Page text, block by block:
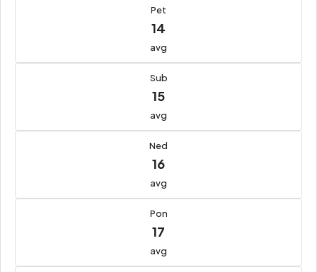
Pet
14
avg
Sub
15
avg
Ned
16
avg
Pon
17
avg